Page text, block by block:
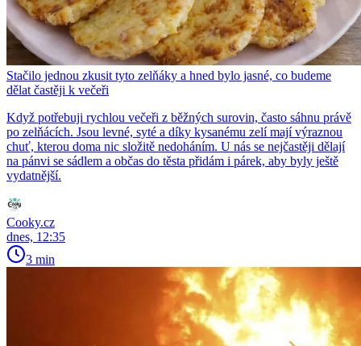
Stačilo jednou zkusit tyto zelňáky a hned bylo jasné, co budeme
dělat častěji k večeři
Když potřebuji rychlou večeři z běžných surovin, často sáhnu právě
po zelňácích. Jsou levné, syté a díky kysanému zelí mají výraznou
chuť, kterou doma nic složitě nedoháním. U nás se nejčastěji dělají
na pánvi se sádlem a občas do těsta přidám i párek, aby byly ještě
vydatnější.
Cooky.cz
dnes, 12:35
3 min